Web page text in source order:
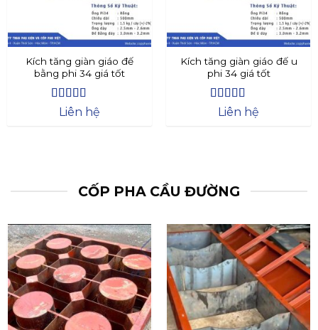
Kích tăng giàn giáo đế
bằng phi 34 giá tốt
Được xếp
5
Liên hệ
Kích tăng giàn giáo đế u
phi 34 giá tốt
Được xếp
5
Liên hệ
CỐP PHA CẦU ĐƯỜNG